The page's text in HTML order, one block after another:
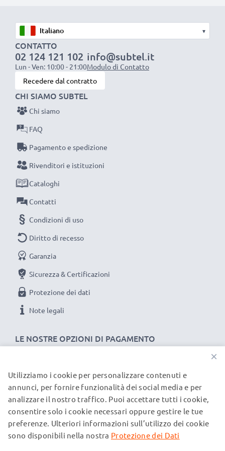
Ottima velocità di ricarica
1x batteria da 1000 mAh: circa 2 ore
1x batteria da 2000 mAh: circa 4 ore
1x batteria da 3000 mAh: circa 6 ore
NOTA BENE:per una prestaziona ottimale e il
raggiungimento di efficienza desiderata ricarica
completamente le batterie prima d‘impiegarle.
questo caricabatteria intelligente, con schermo
LCD, marcato CELLONIC. Ordina ora, spedizione
rapida e 3 anni di garanzia!
▾
CONTATTO
02 124 121 102
Lun - Ven: 10:00 - 21:00
info@subtel.it
Modulo di Contatto
Recedere dal contratto
LE NOSTRE OPZIONI DI PAGAMENTO
CHI SIAMO SUBTEL
Chi siamo
FAQ
Pagamento e spedizione
Rivenditori e istituzioni
Cataloghi
Contatti
Condizioni di uso
Diritto di recesso
Garanzia
Sicurezza & Certificazioni
Protezione dei dati
Note legali
I NOSTRI PARTNER DI SPEDIZIONE
© subtel.it 2026
Tutti i prezzi includono l'IVA e sono esclusi i costi di
spedizione. Si prega di notare che tutti i marchi menzionati
×
Utilizziamo i cookie per personalizzare contenuti e
annunci, per fornire funzionalità dei social media e per
analizzare il nostro traffico. Puoi accettare tutti i cookie,
consentire solo i cookie necessari oppure gestire le tue
preferenze. Ulteriori informazioni sull’utilizzo dei cookie
sono disponibili nella nostra Protezione dei Dati